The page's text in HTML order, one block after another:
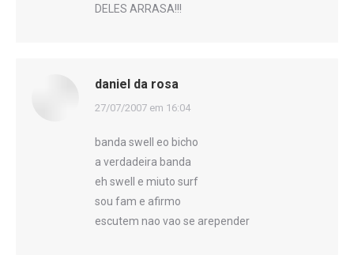
DELES ARRASA!!!
daniel da rosa
disse:
27/07/2007 em 16:04
banda swell eo bicho
a verdadeira banda
eh swell e miuto surf
sou fam e afirmo
escutem nao vao se arepender